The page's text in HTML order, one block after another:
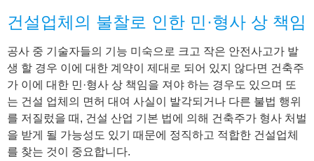
건설업체의 불찰로 인한 민·형사 상 책임
공사 중 기술자들의 기능 미숙으로 크고 작은 안전사고가 발
생 할 경우 이에 대한 계약이 제대로 되어 있지 않다면 건축주
가 이에 대한 민·형사 상 책임을 져야 하는 경우도 있으며 또
는 건설 업체의 면허 대여 사실이 발각되거나 다른 불법 행위
를 저질렀을 때, 건설 산업 기본 법에 의해 건축주가 형사 처벌
을 받게 될 가능성도 있기 때문에 정직하고 적합한 건설업체
를 찾는 것이 중요합니다.